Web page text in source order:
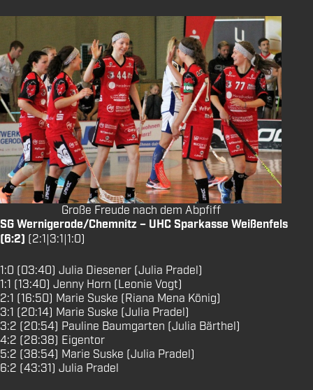
Große Freude nach dem Abpfiff
SG Wernigerode/Chemnitz – UHC Sparkasse Weißenfels
(6:2) (2:1|3:1|1:0)
1:0 (03:40) Julia Diesener (Julia Pradel)
1:1 (13:40) Jenny Horn (Leonie Vogt)
2:1 (16:50) Marie Suske (Riana Mena König)
3:1 (20:14) Marie Suske (Julia Pradel)
3:2 (20:54) Pauline Baumgarten (Julia Bärthel)
4:2 (28:38) Eigentor
5:2 (38:54) Marie Suske (Julia Pradel)
6:2 (43:31) Julia Pradel